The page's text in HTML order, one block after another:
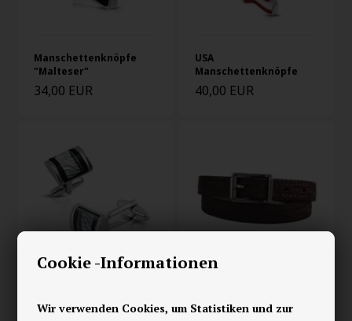
Cookie -Informationen
Wir verwenden Cookies, um Statistiken und zur
Manschettenknöpfe
"Malteser"
34,00 EUR
USA
Manschettenknöpfe
40,00 EUR
"Stahl"
Ledergürtel